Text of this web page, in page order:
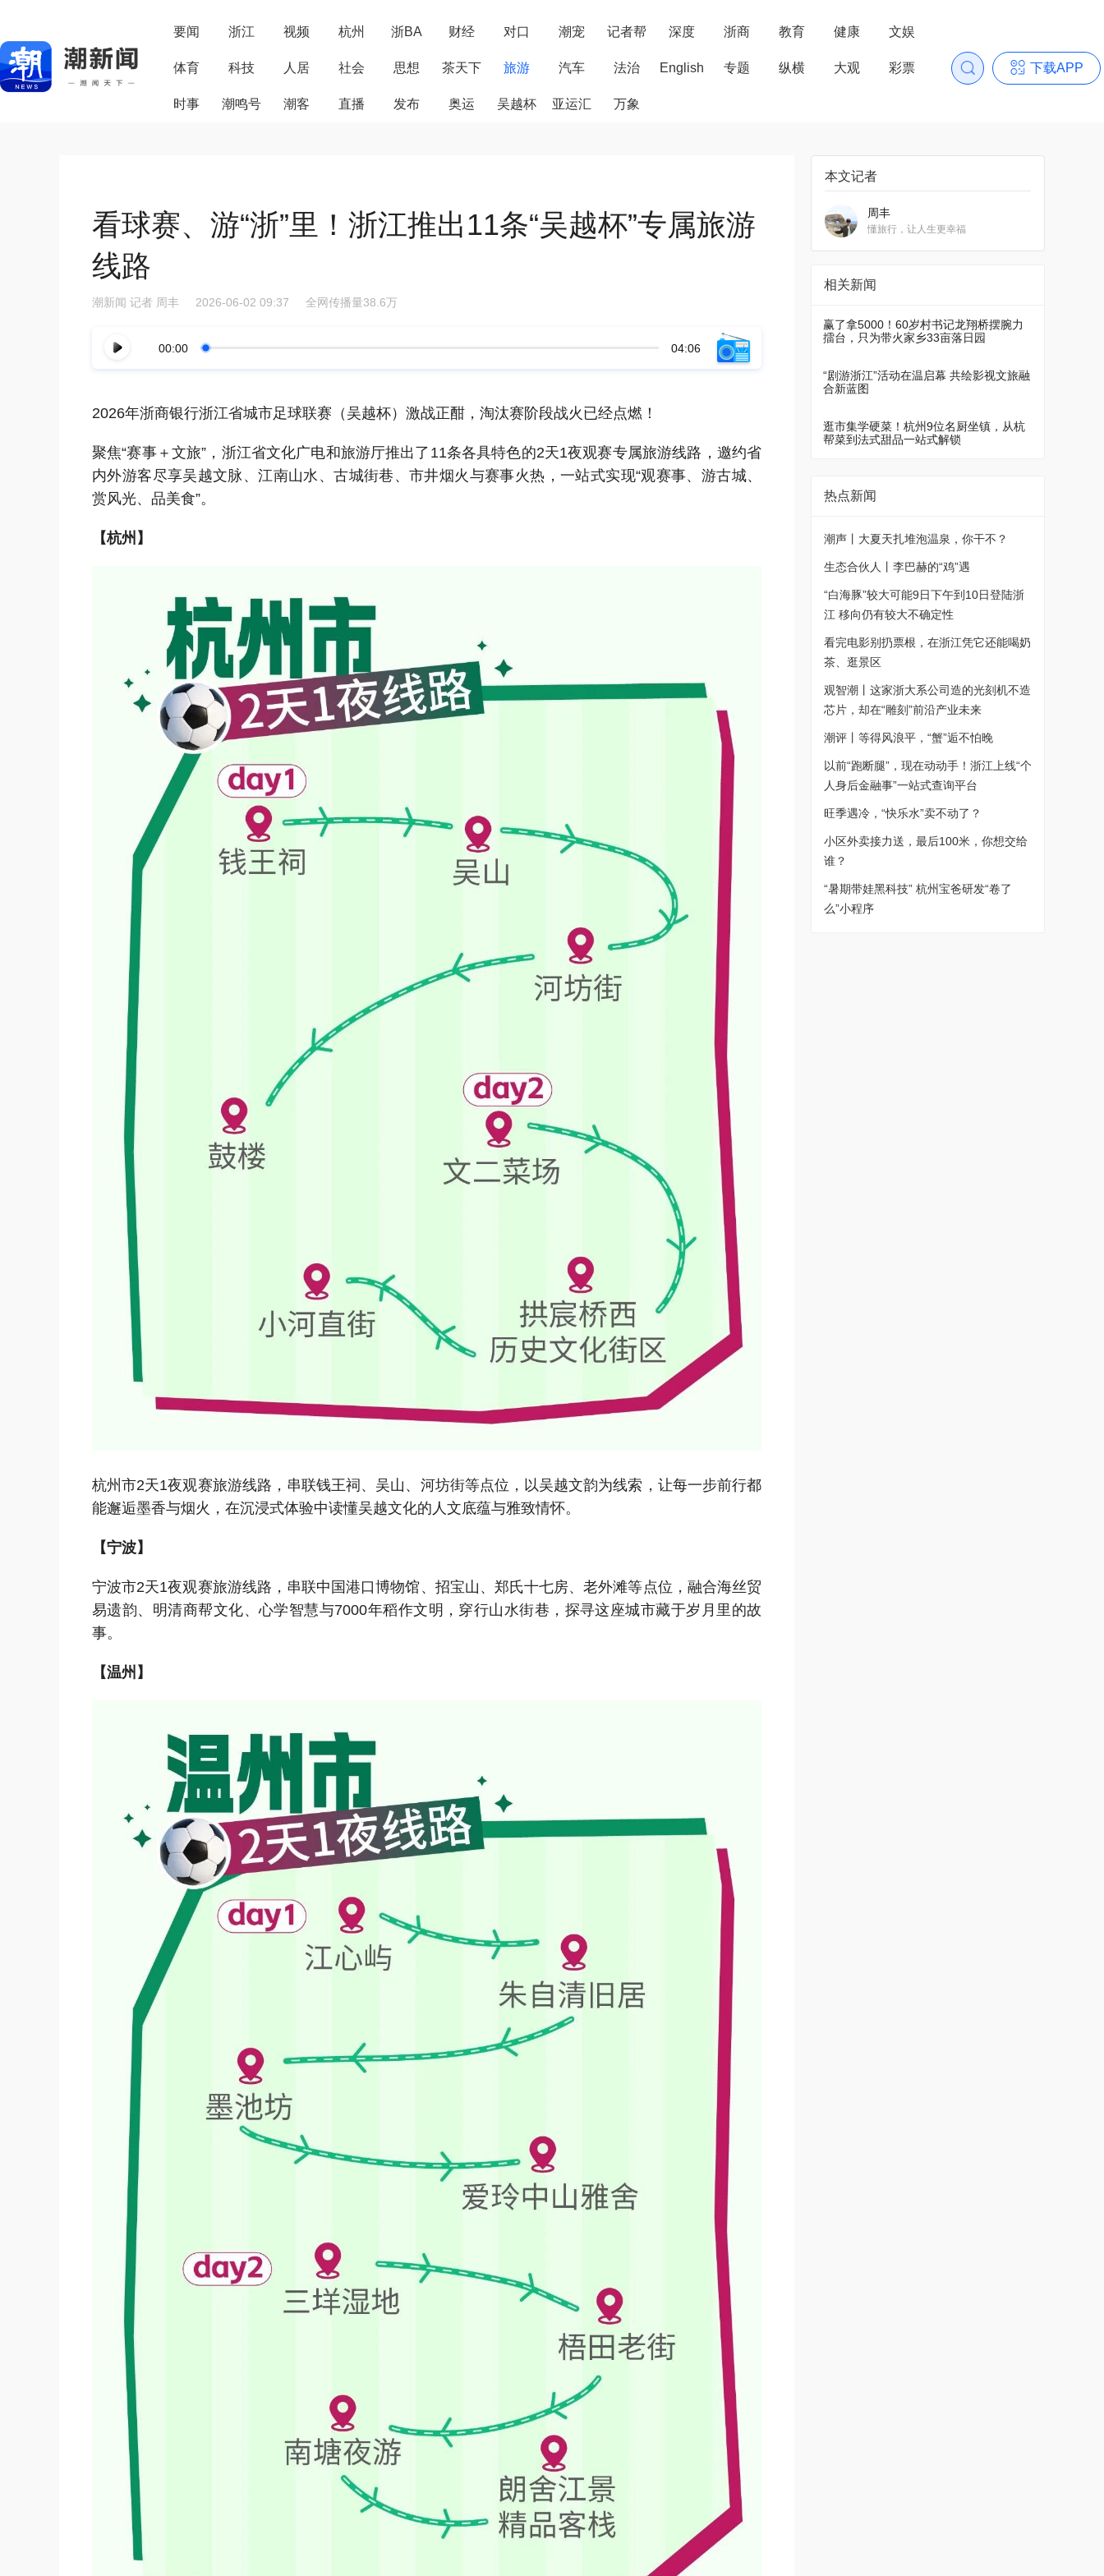
要闻 浙江 视频 杭州 浙BA 财经 对口 潮宠 记者帮 深度 浙商 教育 健康 文娱
体育 科技 人居 社会 思想 茶天下 旅游 汽车 法治 English 专题 纵横 大观 彩票
时事 潮鸣号 潮客 直播 发布 奥运 吴越杯 亚运汇 万象
下载APP
看球赛、游“浙”里！浙江推出11条“吴越杯”专属旅游
线路
潮新闻 记者 周丰 2026-06-02 09:37 全网传播量38.6万
00:00 04:06
2026年浙商银行浙江省城市足球联赛（吴越杯）激战正酣，淘汰赛阶段战火已经点燃！
聚焦“赛事＋文旅”，浙江省文化广电和旅游厅推出了11条各具特色的2天1夜观赛专属旅游线路，邀约省
内外游客尽享吴越文脉、江南山水、古城街巷、市井烟火与赛事火热，一站式实现“观赛事、游古城、
赏风光、品美食”。
【杭州】
杭州市2天1夜观赛旅游线路，串联钱王祠、吴山、河坊街等点位，以吴越文韵为线索，让每一步前行都
能邂逅墨香与烟火，在沉浸式体验中读懂吴越文化的人文底蕴与雅致情怀。
【宁波】
宁波市2天1夜观赛旅游线路，串联中国港口博物馆、招宝山、郑氏十七房、老外滩等点位，融合海丝贸
易遗韵、明清商帮文化、心学智慧与7000年稻作文明，穿行山水街巷，探寻这座城市藏于岁月里的故
事。
【温州】
本文记者
周丰
懂旅行，让人生更幸福
相关新闻
赢了拿5000！60岁村书记龙翔桥摆腕力
擂台，只为带火家乡33亩落日园
“剧游浙江”活动在温启幕 共绘影视文旅融
合新蓝图
逛市集学硬菜！杭州9位名厨坐镇，从杭
帮菜到法式甜品一站式解锁
热点新闻
潮声丨大夏天扎堆泡温泉，你干不？
生态合伙人丨李巴赫的“鸡”遇
“白海豚”较大可能9日下午到10日登陆浙
江 移向仍有较大不确定性
看完电影别扔票根，在浙江凭它还能喝奶
茶、逛景区
观智潮丨这家浙大系公司造的光刻机不造
芯片，却在“雕刻”前沿产业未来
潮评丨等得风浪平，“蟹”逅不怕晚
以前“跑断腿”，现在动动手！浙江上线“个
人身后金融事”一站式查询平台
旺季遇冷，“快乐水”卖不动了？
小区外卖接力送，最后100米，你想交给
谁？
“暑期带娃黑科技” 杭州宝爸研发“卷了
么”小程序